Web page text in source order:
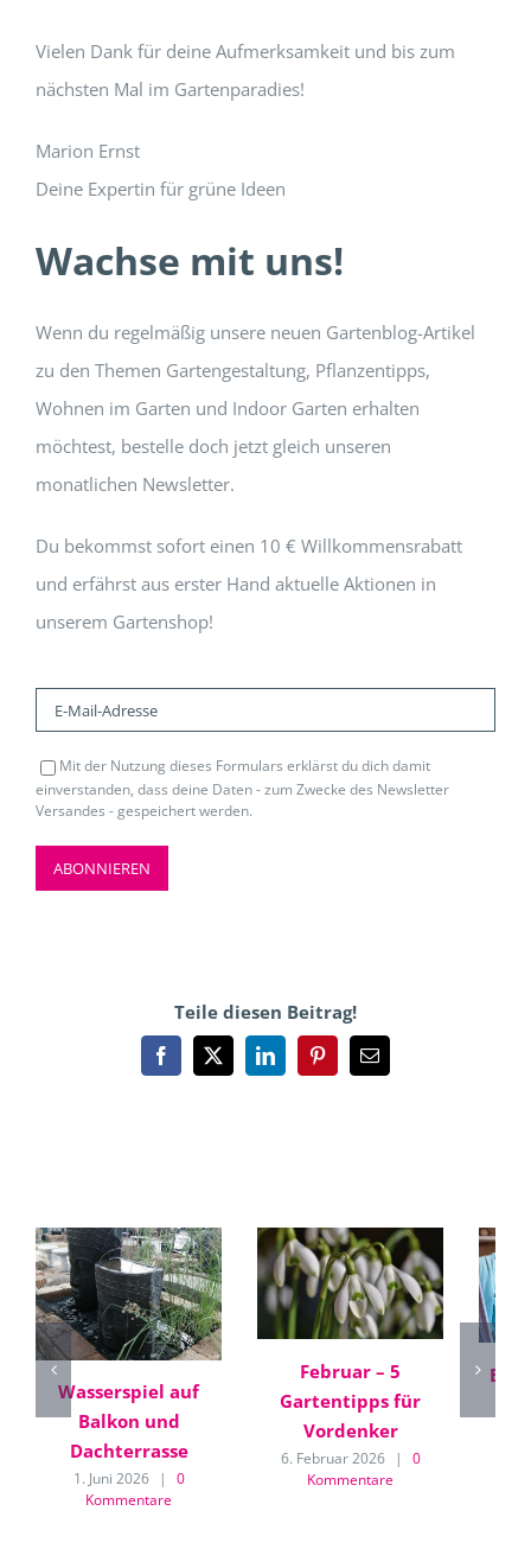
Vielen Dank für deine Aufmerksamkeit und bis zum
nächsten Mal im Gartenparadies!
Marion Ernst
Deine Expertin für grüne Ideen
Wachse mit uns!
Wenn du regelmäßig unsere neuen Gartenblog-Artikel
zu den Themen Gartengestaltung, Pflanzentipps,
Wohnen im Garten und Indoor Garten erhalten
möchtest, bestelle doch jetzt gleich unseren
monatlichen Newsletter.
Du bekommst sofort einen 10 € Willkommensrabatt
und erfährst aus erster Hand aktuelle Aktionen in
unserem Gartenshop!
Mit der Nutzung dieses Formulars erklärst du dich damit
einverstanden, dass deine Daten - zum Zwecke des Newsletter
Versandes - gespeichert werden.
Teile diesen Beitrag!
Facebook
X LinkedInPinterest
E-
Wasserspiel auf
Balkon und
Dachterrasse
1. Juni 2026 |
0
Kommentare
Februar – 5
Gartentipps für
Vordenker
6. Februar 2026 |
0
Kommentare